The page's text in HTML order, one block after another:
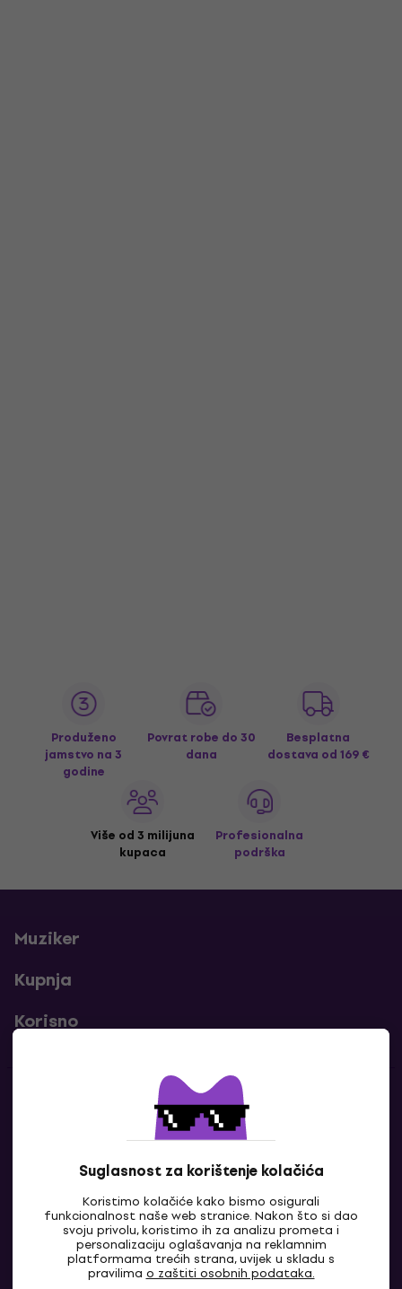
Suglasnost za korištenje kolačića
Koristimo kolačiće kako bismo osigurali
funkcionalnost naše web stranice. Nakon što si dao
svoju privolu, koristimo ih za analizu prometa i
personalizaciju oglašavanja na reklamnim
platformama trećih strana, uvijek u skladu s
pravilima o zaštiti osobnih podataka.
Produženo
jamstvo na 3
godine
Povrat robe do 30
dana
Besplatna
dostava od 169 €
Više od 3 milijuna
kupaca
Profesionalna
podrška
Muziker
Kupnja
Korisno
Kontakti
Javi nam se